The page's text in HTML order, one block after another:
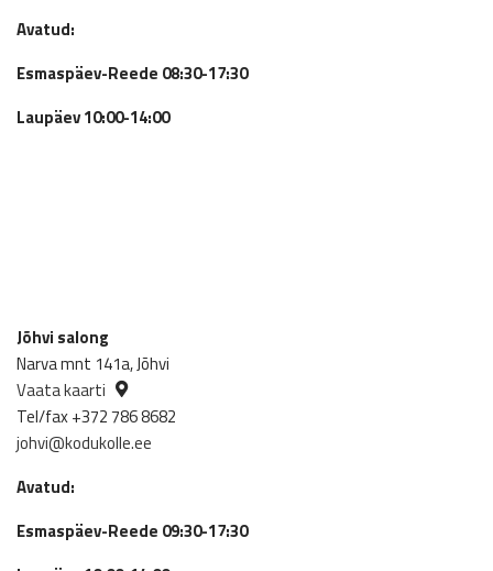
Avatud:
Esmaspäev-Reede 08:30-17:30
Laupäev 10:00-14:00
Jõhvi salong
Narva mnt 141a, Jõhvi
Vaata kaarti
Tel/fax +372 786 8682
johvi@kodukolle.ee
Avatud:
Esmaspäev-Reede 09:30-17:30